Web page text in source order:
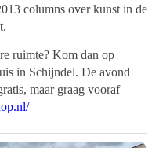
columns over kunst in de
ruimte? Kom dan op
in Schijndel. De avond
maar graag vooraf